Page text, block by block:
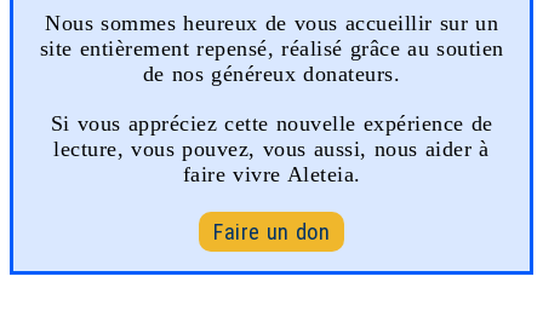
Nous sommes heureux de vous accueillir sur un
site entièrement repensé, réalisé grâce au soutien
de nos généreux donateurs.
Si vous appréciez cette nouvelle expérience de
lecture, vous pouvez, vous aussi, nous aider à
faire vivre Aleteia.
Faire un don